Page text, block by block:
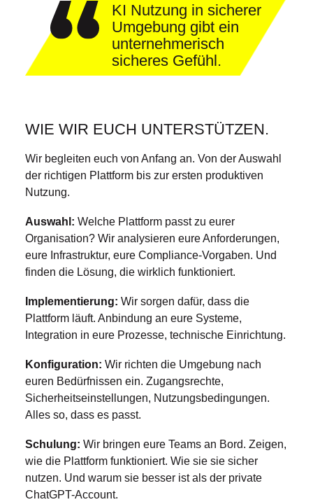
KI Nutzung in sicherer
Umgebung gibt ein
unternehmerisch
sicheres Gefühl.
WIE WIR EUCH UNTERSTÜTZEN.
Wir begleiten euch von Anfang an. Von der Auswahl
der richtigen Plattform bis zur ersten produktiven
Nutzung.
Auswahl: Welche Plattform passt zu eurer
Organisation? Wir analysieren eure Anforderungen,
eure Infrastruktur, eure Compliance-Vorgaben. Und
finden die Lösung, die wirklich funktioniert.
Implementierung: Wir sorgen dafür, dass die
Plattform läuft. Anbindung an eure Systeme,
Integration in eure Prozesse, technische Einrichtung.
Konfiguration: Wir richten die Umgebung nach
euren Bedürfnissen ein. Zugangsrechte,
Sicherheitseinstellungen, Nutzungsbedingungen.
Alles so, dass es passt.
Schulung: Wir bringen eure Teams an Bord. Zeigen,
wie die Plattform funktioniert. Wie sie sie sicher
nutzen. Und warum sie besser ist als der private
ChatGPT-Account.